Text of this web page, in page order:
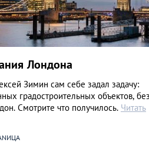
Лондона
Зимин сам себе задал задачу:
градостроительных объектов,
Смотрите что получилось. Читать